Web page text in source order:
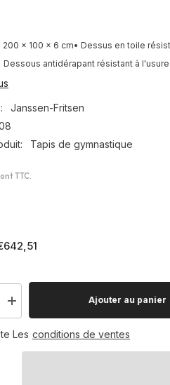
200 x 100 x 6 cm• Dessus en toile
Dessous antidérapant résistant à
Janssen-Fritsen
Tapis de gymnastique
TTC.
Augmenter
la
quantité
pour
Tapis
Ajouter au panier
Les conditions de ventes